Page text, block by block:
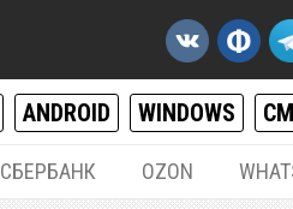
ANDROID WINDOWS
СБЕРБАНК OZON